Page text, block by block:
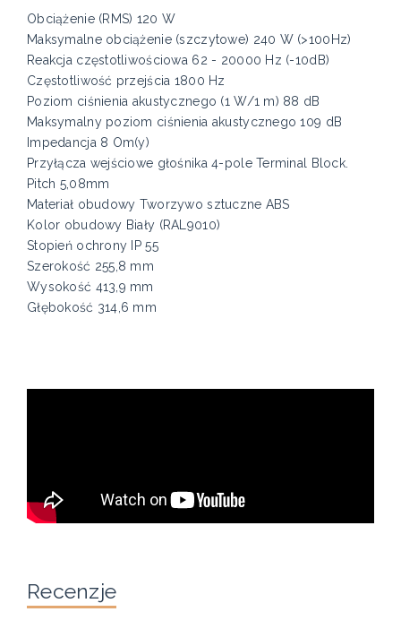
Obciążenie (RMS) 120 W
Maksymalne obciążenie (szczytowe) 240 W (>100Hz)
Reakcja częstotliwościowa 62 - 20000 Hz (-10dB)
Częstotliwość przejścia 1800 Hz
Poziom ciśnienia akustycznego (1 W/1 m) 88 dB
Maksymalny poziom ciśnienia akustycznego 109 dB
Impedancja 8 Om(y)
Przyłącza wejściowe głośnika 4-pole Terminal Block.
Pitch 5,08mm
Materiał obudowy Tworzywo sztuczne ABS
Kolor obudowy Biały (RAL9010)
Stopień ochrony IP 55
Szerokość 255,8 mm
Wysokość 413,9 mm
Głębokość 314,6 mm
Recenzje